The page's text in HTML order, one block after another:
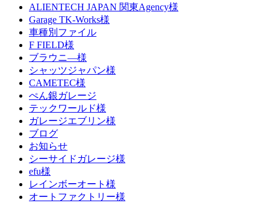
ALIENTECH JAPAN 関東Agency様
Garage TK-Works様
車種別ファイル
F FIELD様
ブラウニ―様
シャッツジャパン様
CAMETEC様
ぺん銀ガレージ
テックワールド様
ガレージエブリン様
ブログ
お知らせ
シーサイドガレージ様
efu様
レインボーオート様
オートファクトリー様